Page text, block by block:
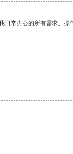
常办公的所有需求。操